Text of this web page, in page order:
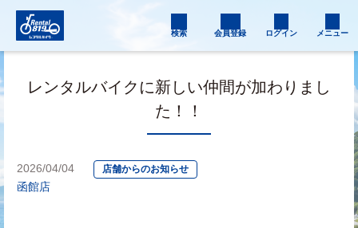
検索 会員登録 ログイン メニュー
レンタルバイクに新しい仲間が加わりまし
た！！
2026/04/04 店舗からのお知らせ
函館店